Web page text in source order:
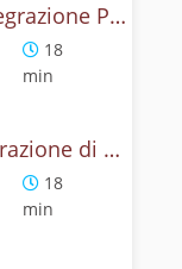
Chakra 4: Integrazione Profonda con Chakra del Cuore
18
min
Chakra 5: Vibrazione di armonia con Chakra della Gola
18
min